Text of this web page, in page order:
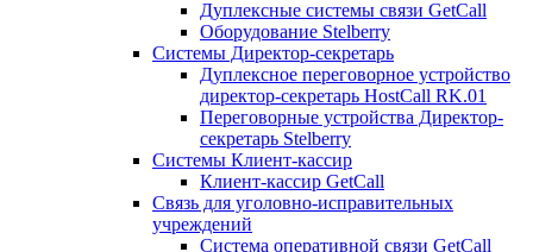
Дуплексные системы связи GetCall
Оборудование Stelberry
Системы Директор-секретарь
Дуплексное переговорное устройство
директор-секретарь HostCall RK.01
Переговорные устройства Директор-
секретарь Stelberry
Системы Клиент-кассир
Клиент-кассир GetCall
Связь для уголовно-исправительных
учреждений
Система оперативной связи GetCall